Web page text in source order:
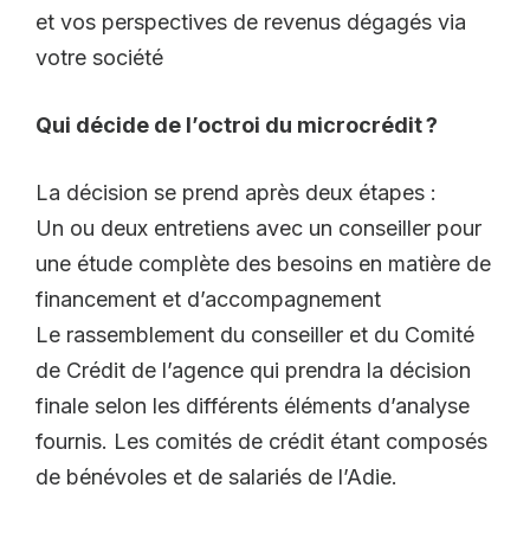
et vos perspectives de revenus dégagés via
votre société
Qui décide de l’octroi du microcrédit ?
La décision se prend après deux étapes :
Un ou deux entretiens avec un conseiller pour
une étude complète des besoins en matière de
financement et d’accompagnement
Le rassemblement du conseiller et du Comité
de Crédit de l’agence qui prendra la décision
finale selon les différents éléments d’analyse
fournis. Les comités de crédit étant composés
de bénévoles et de salariés de l’Adie.